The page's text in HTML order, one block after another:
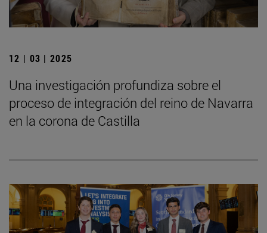
12 | 03 | 2025
Una investigación profundiza sobre el
proceso de integración del reino de Navarra
en la corona de Castilla